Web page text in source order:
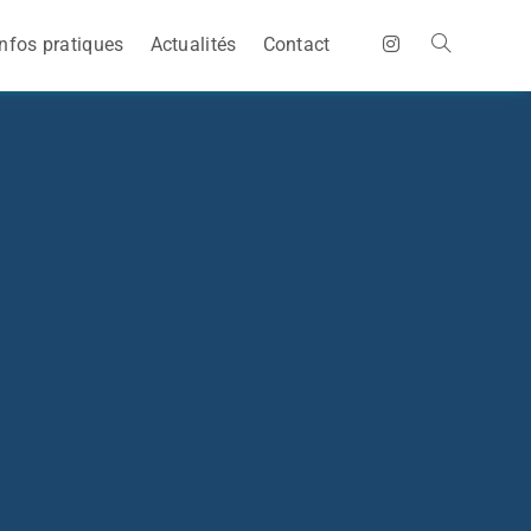
pratiques Actualités Contact Toggle